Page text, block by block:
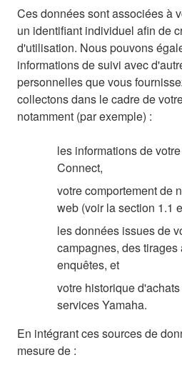
Ces données sont associées à
un identifiant individuel afin de
d'utilisation. Nous pouvons
informations de suivi avec
personnelles que vous
collectons dans le cadre de
notamment (par exemple) :
les informations de
Connect,
votre comportement de
web (voir la section 1.1
les données issues de
campagnes, des tirages
enquêtes, et
votre historique
services Yamaha.
En intégrant ces sources de
mesure de :